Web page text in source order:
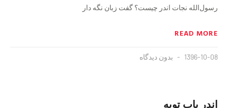
رسول‌الله نجات اندر چیست؟ گفت زبان نگه دار
READ MORE
1396-10-08 بدون دیدگاه
اندر باب توبه